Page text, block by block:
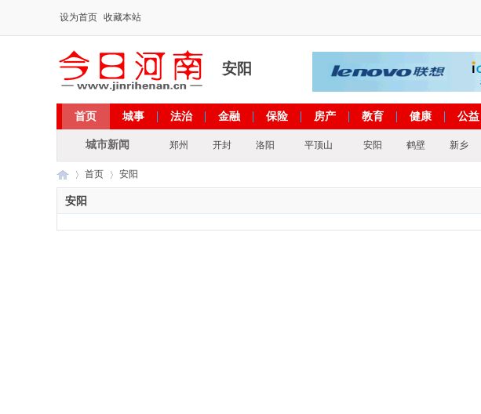
设为首页 收藏本站
安阳
首页 城事 法治 金融 保险 房产 教育 健康 公益
出彩河南 政策 专题
城市新闻 郑州 开封 洛阳 平顶山 安阳 鹤壁 新乡
首页 安阳
安阳